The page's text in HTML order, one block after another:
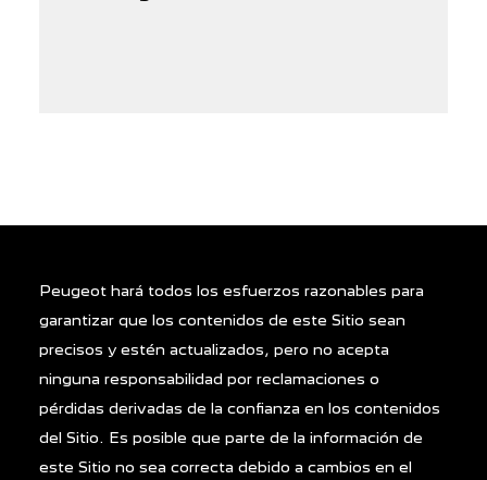
Peugeot hará todos los esfuerzos razonables para
garantizar que los contenidos de este Sitio sean
precisos y estén actualizados, pero no acepta
ninguna responsabilidad por reclamaciones o
pérdidas derivadas de la confianza en los contenidos
del Sitio. Es posible que parte de la información de
este Sitio no sea correcta debido a cambios en el